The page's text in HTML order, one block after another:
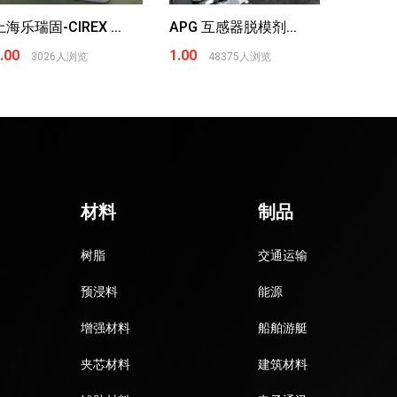
海乐瑞固-CIREX ...
3026人浏览
APG 互感器脱模剂...
1.00
48375人浏览
材料
树脂
预浸料
增强材料
夹芯材料
制品
交通运输
能源
船舶游艇
建筑材料